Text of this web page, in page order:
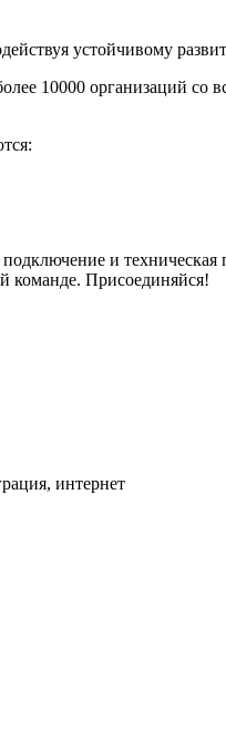
устойчивому
10000 организаций со
и
команде. Присоединяйся!
интернет